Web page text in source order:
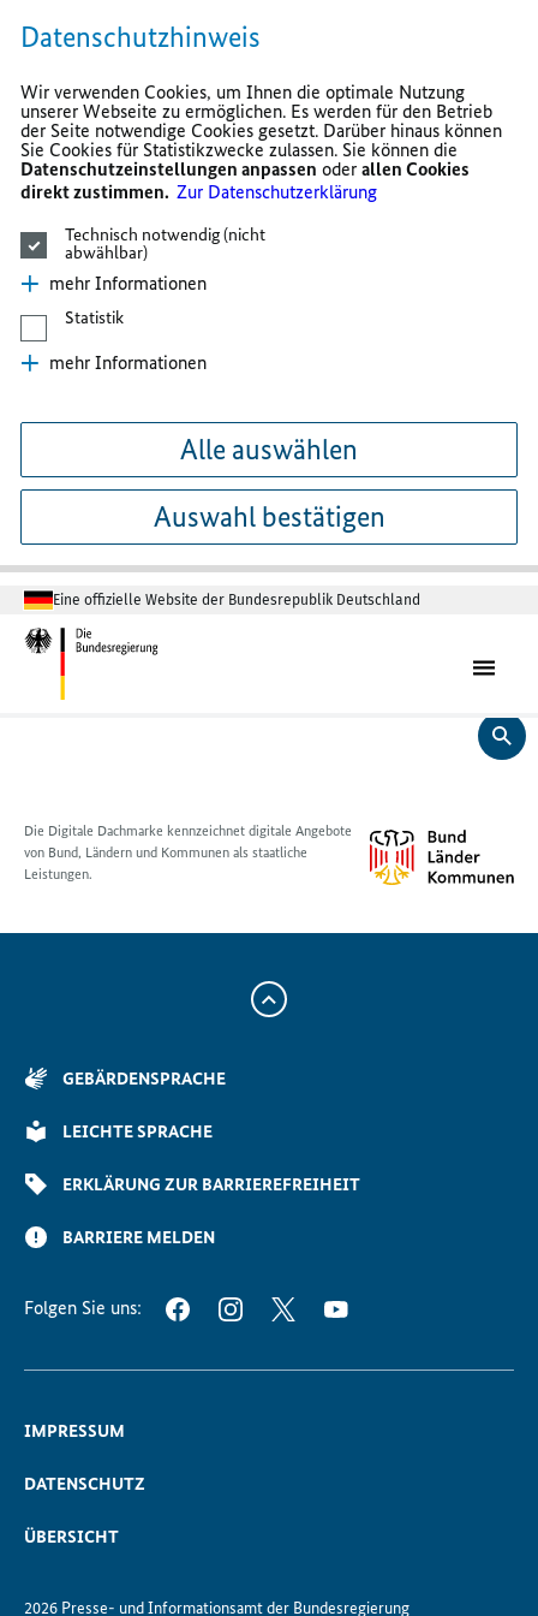
Datenschutzhinweis
Wir verwenden Cookies, um Ihnen die optimale Nutzung
unserer Webseite zu ermöglichen. Es werden für den Betrieb
der Seite notwendige Cookies gesetzt. Darüber hinaus können
Sie Cookies für Statistikzwecke zulassen. Sie können die
Datenschutzeinstellungen anpassen oderallen Cookies
direkt zustimmen.Zur Datenschutzerklärung
Technisch notwendig (nicht
abwählbar)
mehr Informationen
Statistik
mehr Informationen
Alle auswählen
Auswahl bestätigen
Eine offizielle Website der Bundesrepublik Deutschland
Die Digitale Dachmarke kennzeichnet digitale Angebote
von Bund, Ländern und Kommunen als staatliche
Leistungen.
Zum
GEBÄRDENSPRACHE
LEICHTE SPRACHE
ERKLÄRUNG ZUR BARRIEREFREIHEIT
BARRIERE MELDEN
Folgen Sie uns: FACEBOOKINSTAGRAM
TWITTERYOUTUBE
IMPRESSUM
DATENSCHUTZ
ÜBERSICHT
2026 Presse- und Informationsamt der Bundesregierung